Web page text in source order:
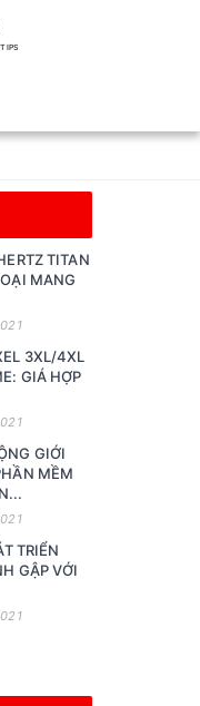
TITAN
MANG
3XL/4XL
GIÁ HỢP
GIỚI
MỀM
TRIỂN
GẬP VỚI